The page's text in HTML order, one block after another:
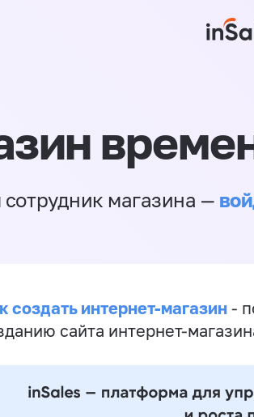
сотрудник магазина —
создать интернет-магазин -
сайта интернет-